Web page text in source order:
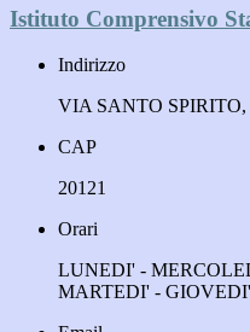
Istituto Comprensivo
Indirizzo
VIA SANTO SPIRITO,
CAP
20121
Orari
LUNEDI' -
MARTEDI' - GIOVEDI'